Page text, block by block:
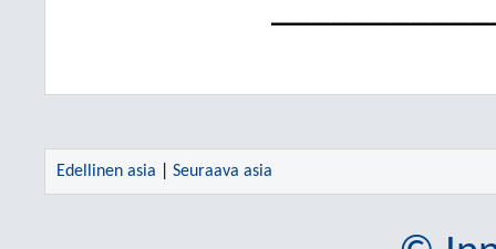
Edellinen asia Seuraava asia